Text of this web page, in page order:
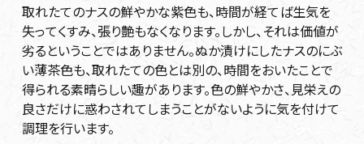
取れたてのナスの鮮やかな紫色も、時間が経てば生気を
失ってくすみ、張り艶もなくなります。しかし、それは価値が
劣るということではありません。ぬか漬けにしたナスのにぶ
い薄茶色も、取れたての色とは別の、時間をおいたことで
得られる素晴らしい趣があります。色の鮮やかさ、見栄えの
良さだけに惑わされてしまうことがないように気を付けて
調理を行います。